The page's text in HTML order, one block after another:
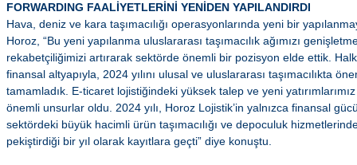
FORWARDING FAALİYETLERİNİ YENİDEN YAPILANDIRDI
Hava, deniz ve kara taşımacılığı operasyonlarında yeni bir
Horoz, “Bu yeni yapılanma uluslararası taşımacılık ağımızı
rekabetçiliğimizi artırarak sektörde önemli bir pozisyon elde ettik.
finansal altyapıyla, 2024 yılını ulusal ve uluslararası taşımacılıkta
tamamladık. E-ticaret lojistiğindeki yüksek talep ve yeni
önemli unsurlar oldu. 2024 yılı, Horoz Lojistik’in yalnızca finansal
sektördeki büyük hacimli ürün taşımacılığı ve depoculuk
pekiştirdiği bir yıl olarak kayıtlara geçti” diye konuştu.